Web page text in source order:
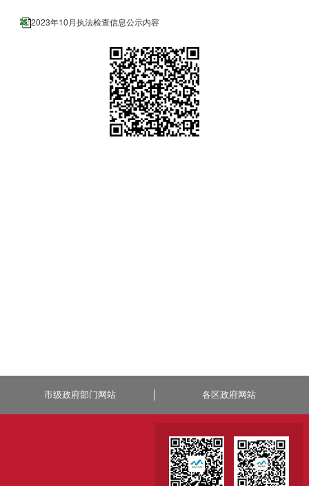
2023年10月执法检查信息公示内容
市级政府部门网站 各区政府网站